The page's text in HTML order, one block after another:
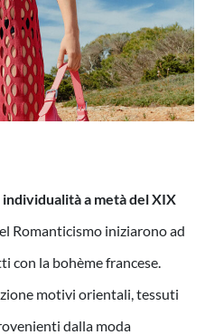
a metà del XIX
Romanticismo iniziarono ad
con la bohème francese.
motivi orientali, tessuti
dalla moda